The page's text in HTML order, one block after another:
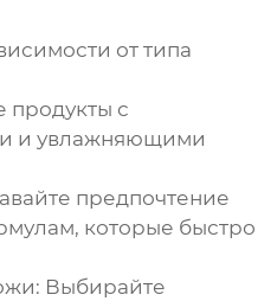
от типа
продукты с
и увлажняющими
предпочтение
которые быстро
Выбирайте